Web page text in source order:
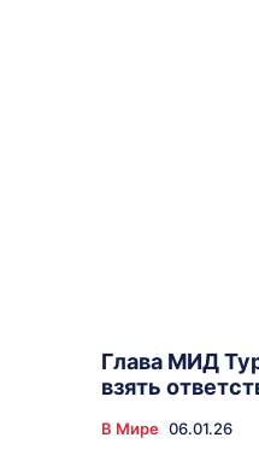
Глава МИД
взять
В Мире 06.01.26